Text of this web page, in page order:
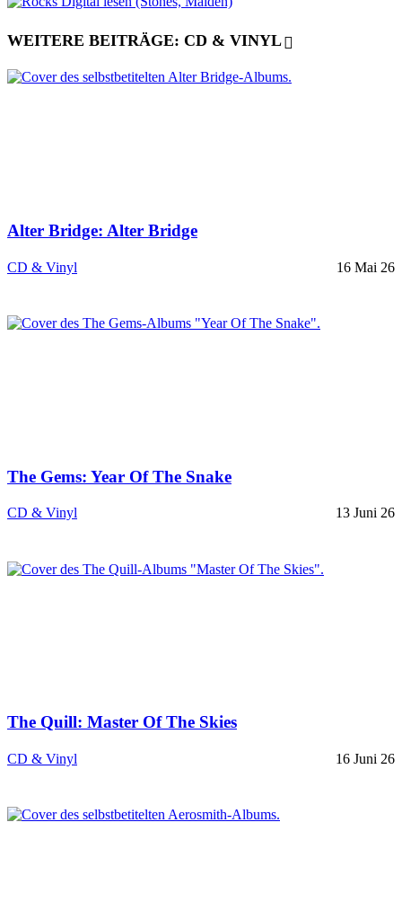
WEITERE BEITRÄGE: CD & VINYL
Alter Bridge: Alter Bridge
CD & Vinyl 16 Mai 26
The Gems: Year Of The Snake
CD & Vinyl 13 Juni 26
The Quill: Master Of The Skies
CD & Vinyl 16 Juni 26